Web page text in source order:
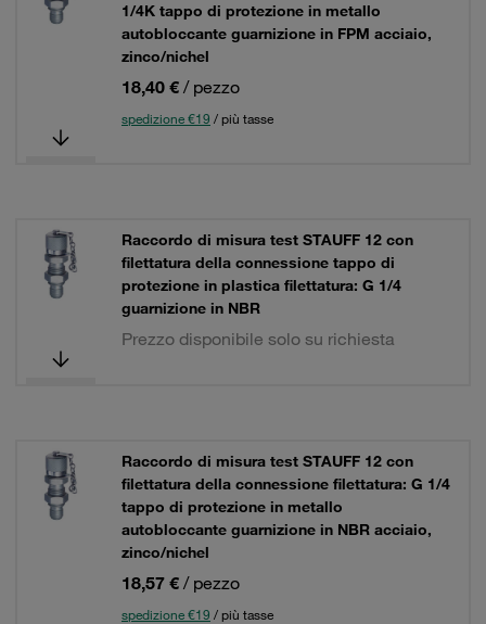
1/4K tappo di protezione in metallo
autobloccante guarnizione in FPM acciaio,
zinco/nichel
18,40 € / pezzo
spedizione €19 / più tasse
Raccordo di misura test STAUFF 12 con
filettatura della connessione tappo di
protezione in plastica filettatura: G 1/4
guarnizione in NBR
Prezzo disponibile solo su richiesta
Raccordo di misura test STAUFF 12 con
filettatura della connessione filettatura: G 1/4
tappo di protezione in metallo
autobloccante guarnizione in NBR acciaio,
zinco/nichel
18,57 € / pezzo
spedizione €19 / più tasse